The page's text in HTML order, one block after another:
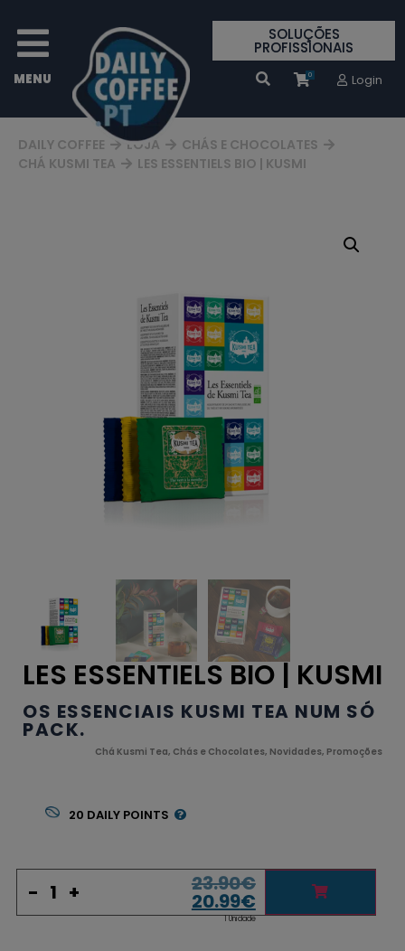
SOLUÇÕES
PROFISSIONAIS
0 Login
DAILY COFFEE LOJA
CHÁS E CHOCOLATES
CHÁ KUSMI TEA
LES ESSENTIELS BIO | KUSMI
LES ESSENTIELS BIO | KUSMI
OS ESSENCIAIS KUSMI TEA NUM SÓ
PACK.
Chá Kusmi Tea, Chás e Chocolates, Novidades, Promoções
20 DAILY POINTS
- + 23.90€
20.99€
1 Unidade